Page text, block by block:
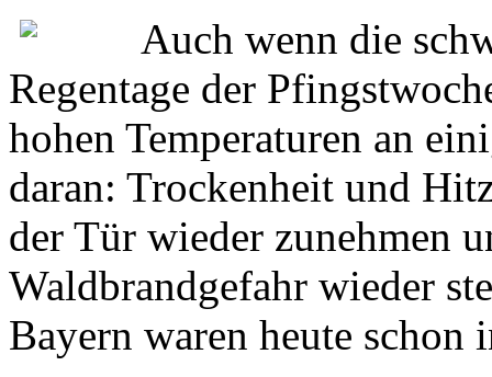
Auch wenn die
Regentage der
hohen Temperaturen an
daran: Trockenheit und
der Tür wieder zunehmen
Waldbrandgefahr wieder
Bayern waren heute schon